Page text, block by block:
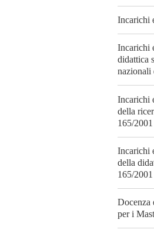
Incarichi
Incarichi
didattica
nazionali
Incarichi
della
165/2001
Incarichi
della
165/2001
Docenza
per i